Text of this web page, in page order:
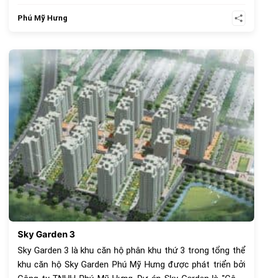
hóa ánh sáng và tầm nhìn xanh cho mọi căn hộ.
Phú Mỹ Hưng
898
Sky Garden 3
Sky Garden 3 là khu căn hộ phân khu thứ 3 trong tổng thể
khu căn hộ Sky Garden Phú Mỹ Hưng được phát triển bởi